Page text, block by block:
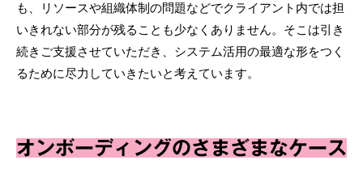
も、リソースや組織体制の問題などでクライアント内では担
いきれない部分が残ることも少なくありません。そこは引き
続きご支援させていただき、システム活用の最適な形をつく
るために尽力していきたいと考えています。
オンボーディングのさまざまなケース